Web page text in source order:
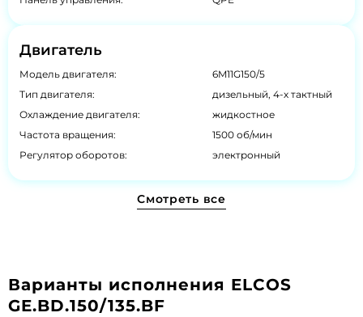
Двигатель
Модель двигателя:
6M11G150/5
Тип двигателя:
дизельный, 4-х тактный
Охлаждение двигателя:
жидкостное
Частота вращения:
1500 об/мин
Регулятор оборотов:
электронный
Смотреть все
Варианты исполнения ELCOS
GE.BD.150/135.BF